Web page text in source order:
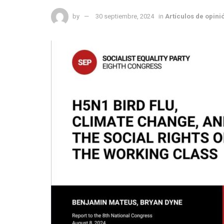
by 30 septiembre, 2024 in Artículos de